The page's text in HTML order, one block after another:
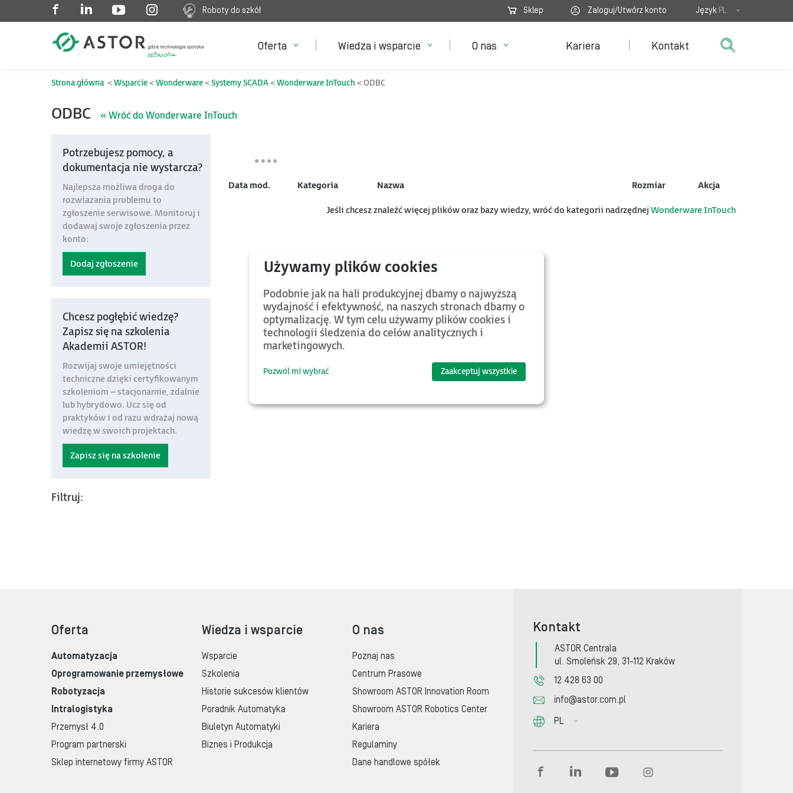
Roboty do szkół Sklep Zaloguj/Utwórz konto Język PL
Oferta Wiedza i wsparcie O nas Kariera Kontakt
Strona główna Wsparcie Wonderware Systemy SCADA Wonderware InTouch ODBC
ODBC « Wróć do Wonderware InTouch
Potrzebujesz pomocy, a
dokumentacja nie wystarcza?
Najlepsza możliwa droga do
rozwiazania problemu to
zgłoszenie serwisowe. Monitoruj i
dodawaj swoje zgłoszenia przez
konto:
Dodaj zgłoszenie
Chcesz pogłębić wiedzę?
Zapisz się na szkolenia
Akademii ASTOR!
Rozwijaj swoje umiejętności
techniczne dzięki certyfikowanym
szkoleniom – stacjonarnie, zdalnie
lub hybrydowo. Ucz się od
praktyków i od razu wdrażaj nową
wiedzę w swoich projektach.
Zapisz się na szkolenie
Filtruj:
Data mod. Kategoria Nazwa Rozmiar Akcja
Jeśli chcesz znaleźć więcej plików oraz bazy wiedzy, wróć do kategorii nadrzędnej Wonderware InTouch
Oferta
Automatyzacja
Oprogramowanie przemysłowe
Robotyzacja
Intralogistyka
Przemysł 4.0
Program partnerski
Sklep internetowy firmy ASTOR
Wiedza i wsparcie
Wsparcie
Szkolenia
Historie sukcesów klientów
Poradnik Automatyka
Biuletyn Automatyki
Biznes i Produkcja
O nas
Poznaj nas
Centrum Prasowe
Showroom ASTOR Innovation Room
Showroom ASTOR Robotics Center
Kariera
Regulaminy
Dane handlowe spółek
Kontakt
ASTOR Centrala
ul. Smoleńsk 29, 31-112 Kraków
12 428 63 00
info@astor.com.pl
PL
Podobnie jak na hali produkcyjnej dbamy o najwyższą
wydajność i efektywność, na naszych stronach dbamy o
optymalizację. W tym celu używamy plików cookies i
technologii śledzenia do celów analitycznych i
marketingowych.
Pozwól mi wybrać Zaakceptuj wszystkie